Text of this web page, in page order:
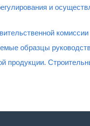
и
образцы
продукции.